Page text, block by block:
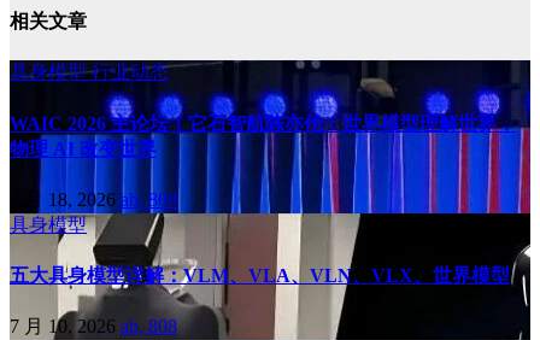
相关文章
具身模型行业动态
WAIC 2026 主论坛｜它石智航陈亦伦：世界模型理解世界，
物理 AI 改变世界
7 月 18, 2026 ab, 808
具身模型
五大具身模型详解：VLM、VLA、VLN、VLX、世界模型
7 月 10, 2026 ab, 808